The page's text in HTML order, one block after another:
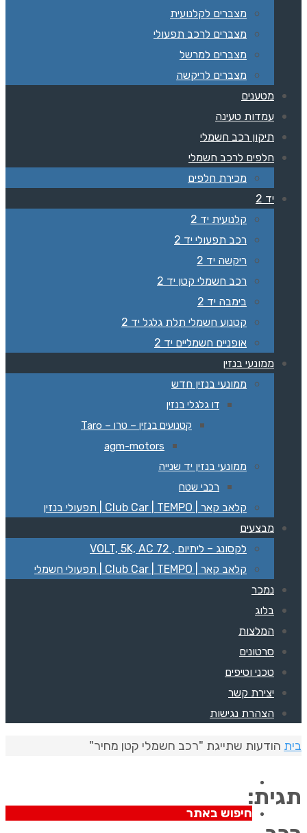
מצברים לקלנועית
מצברים לרכב תפעולי
מצברים למרשל
מצברים לריקשה
מטענים
עמדות טעינה
תיקון רכב חשמלי
חלפים לרכב חשמלי
מכירת חלפים
יד 2
קלנועית יד 2
רכב תפעולי יד 2
ריקשה יד 2
רכב חשמלי קטן יד 2
בימבה יד 2
קטנוע חשמלי תלת גלגל יד 2
אופניים חשמליים יד 2
ממונעי בנזין
ממונעי בנזין חדש
דו גלגלי בנזין
קטנועים בנזין – טרו – Taro
agm-motors
ממונעי בנזין יד שנייה
רכבי שטח
קלאב קאר | Club Car | TEMPO | תפעולי בנזין
מבצעים
לקסונג – ליתיום , 72 VOLT, 5K, AC
קלאב קאר | Club Car | TEMPO | תפעולי חשמלי
נמכר
בלוג
המלצות
סרטונים
טכני וטיפים
יצירת קשר
הצהרת נגישות
בית הודעות שתייגת "רכב חשמלי קטן מחיר"
תגית:
חיפוש באתר